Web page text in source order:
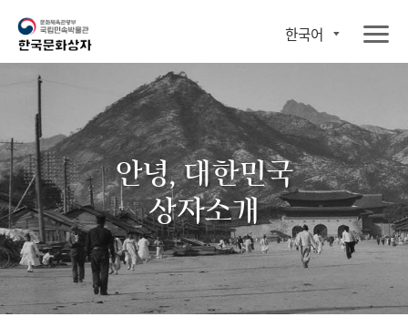
한국어
안녕, 대한민국
상자소개